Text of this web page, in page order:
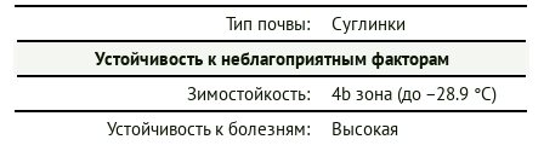
Тип почвы:
Суглинки
Устойчивость к неблагоприятным факторам
Зимостойкость:
4b зона (до −28.9 °C)
Устойчивость к болезням:
Высокая